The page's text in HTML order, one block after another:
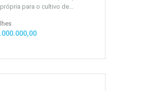
para o cultivo de...